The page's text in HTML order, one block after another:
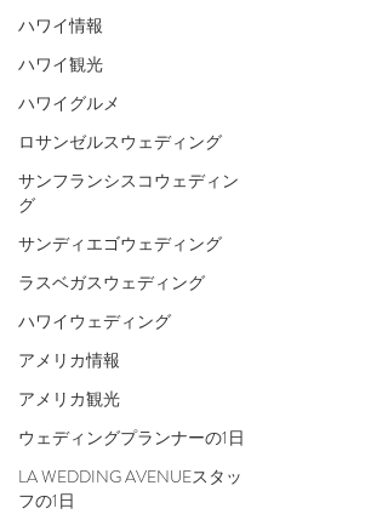
ハワイ情報
ハワイ観光
ハワイグルメ
ロサンゼルスウェディング
サンフランシスコウェディン
グ
サンディエゴウェディング
ラスベガスウェディング
ハワイウェディング
アメリカ情報
アメリカ観光
ウェディングプランナーの1日
LA WEDDING AVENUEスタッ
フの1日